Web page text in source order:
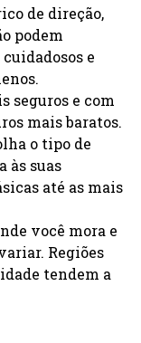
de direção,
podem
e
seguros e com
mais baratos.
o tipo de
às suas
até as mais
você mora e
Regiões
tendem a